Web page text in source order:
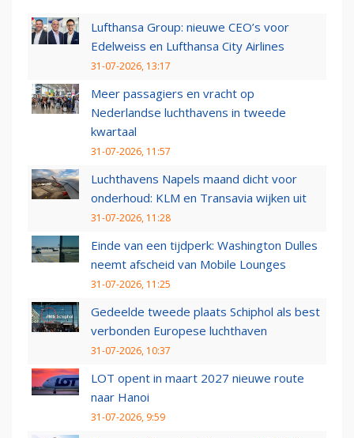
Lufthansa Group: nieuwe CEO’s voor
Edelweiss en Lufthansa City Airlines
31-07-2026, 13:17
Meer passagiers en vracht op
Nederlandse luchthavens in tweede
kwartaal
31-07-2026, 11:57
Luchthavens Napels maand dicht voor
onderhoud: KLM en Transavia wijken uit
31-07-2026, 11:28
Einde van een tijdperk: Washington Dulles
neemt afscheid van Mobile Lounges
31-07-2026, 11:25
Gedeelde tweede plaats Schiphol als best
verbonden Europese luchthaven
31-07-2026, 10:37
LOT opent in maart 2027 nieuwe route
naar Hanoi
31-07-2026, 9:59